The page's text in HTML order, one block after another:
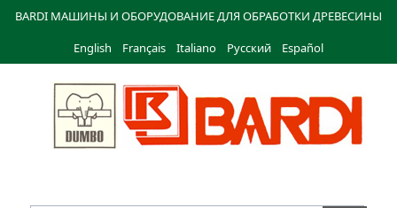
Перейти к
содержанию
BARDI МАШИНЫ И ОБОРУДОВАНИЕ ДЛЯ ОБРАБОТКИ ДРЕВЕСИНЫ
English
Français Italiano Русский Español